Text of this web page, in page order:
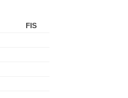
FIS